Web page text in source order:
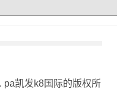
pa凯发k8国际的版权所